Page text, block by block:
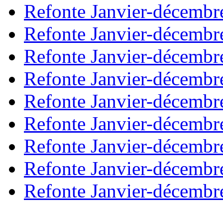
Refonte Janvier-
Refonte Janvier-
Refonte Janvier-
Refonte Janvier-
Refonte Janvier-
Refonte Janvier-
Refonte Janvier-
Refonte Janvier-
Refonte Janvier-